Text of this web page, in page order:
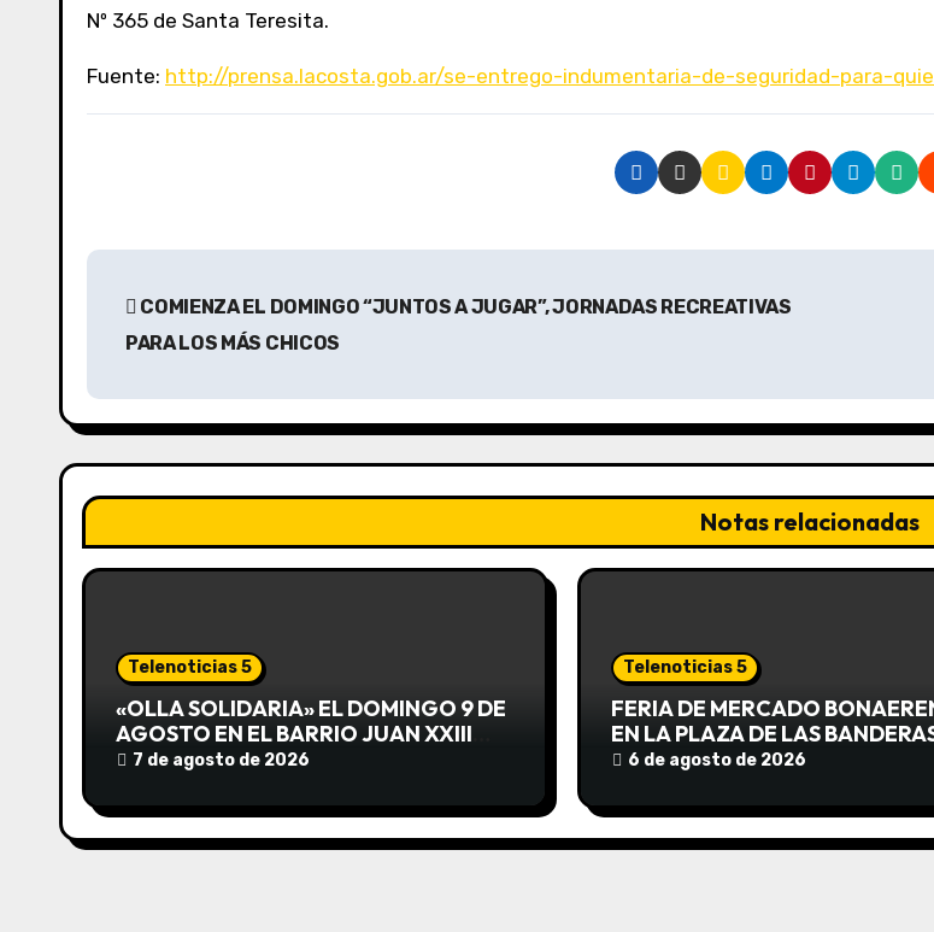
Nº 365 de Santa Teresita.
Fuente: http://prensa.lacosta.gob.ar/se-entrego-indumentaria-de-seguridad-para-
N
e
g
a
c
e
e
COMIENZA EL DOMINGO “JUNTOS A JUGAR”, JORNADAS RECREATIVAS
PARA LOS MÁS CHICOS
Notas relacionadas
Telenoticias 5
«OLLA SOLIDARIA» EL DOMINGO 9 DE
AGOSTO EN EL BARRIO JUAN XXIII
DESDE LAS 13 HS
7 de agosto de 2026
Telenoticias 5
FERIA DE MERCADO
EN LA PLAZA DE LAS
6 de agosto de 2026